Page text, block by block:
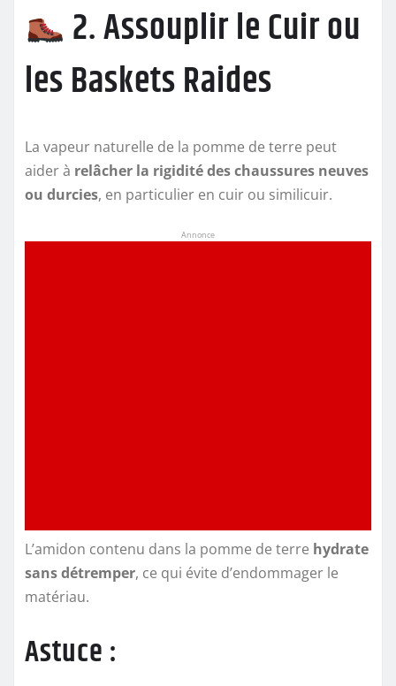
2. Assouplir le Cuir ou
les Baskets Raides
La vapeur naturelle de la pomme de terre peut
aider à relâcher la rigidité des chaussures neuves
ou durcies, en particulier en cuir ou similicuir.
Annonce
L’amidon contenu dans la pomme de terre hydrate
sans détremper, ce qui évite d’endommager le
matériau.
Astuce :